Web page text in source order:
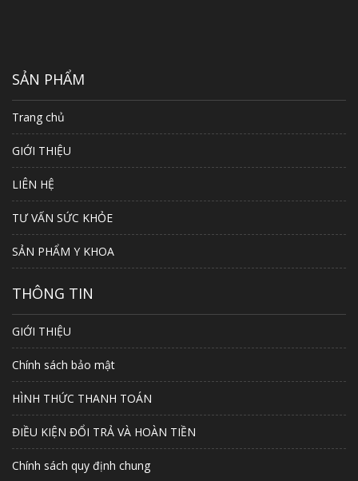
SẢN PHẨM
Trang chủ
GIỚI THIỆU
LIÊN HỆ
TƯ VẤN SỨC KHỎE
SẢN PHẨM Y KHOA
THÔNG TIN
GIỚI THIỆU
Chính sách bảo mật
HÌNH THỨC THANH TOÁN
ĐIỀU KIỆN ĐỔI TRẢ VÀ HOÀN TIỀN
Chính sách quy định chung